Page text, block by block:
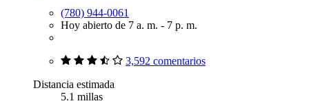
(780) 944-0061
Hoy abierto de 7 a. m. - 7 p. m.
3,592 comentarios
Distancia estimada
5.1 millas